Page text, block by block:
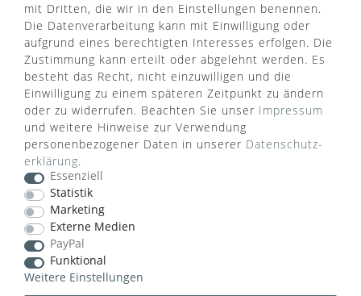
ZAHLUNGSARTEN
VERSANDART
mit Dritten, die wir in den Einstellungen benennen.
Die Datenverarbeitung kann mit Einwilligung oder
aufgrund eines berechtigten Interesses erfolgen. Die
Zustimmung kann erteilt oder abgelehnt werden. Es
besteht das Recht, nicht einzuwilligen und die
Einwilligung zu einem späteren Zeitpunkt zu ändern
oder zu widerrufen. Beachten Sie unser Impressum
und weitere Hinweise zur Verwendung
personenbezogener Daten in unserer Daten­schutz­
erklärung.
Essenziell
Statistik
Marketing
Externe Medien
PayPal
Funktional
Weitere Einstellungen